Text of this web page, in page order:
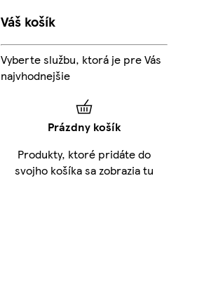
Váš košík
Vyberte službu, ktorá je pre Vás
najvhodnejšie
Prázdny košík
Produkty, ktoré pridáte do
svojho košíka sa zobrazia tu